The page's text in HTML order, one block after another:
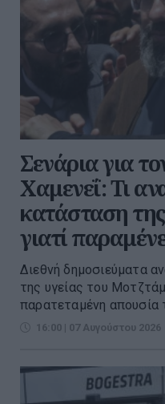
Σενάρια για
Χαμενεΐ: Τι
κατάσταση
γιατί
Διεθνή δημοσιεύματα
της υγείας του
παρατεταμένη απουσία
16:00 | 07 Αυγούστου 2026